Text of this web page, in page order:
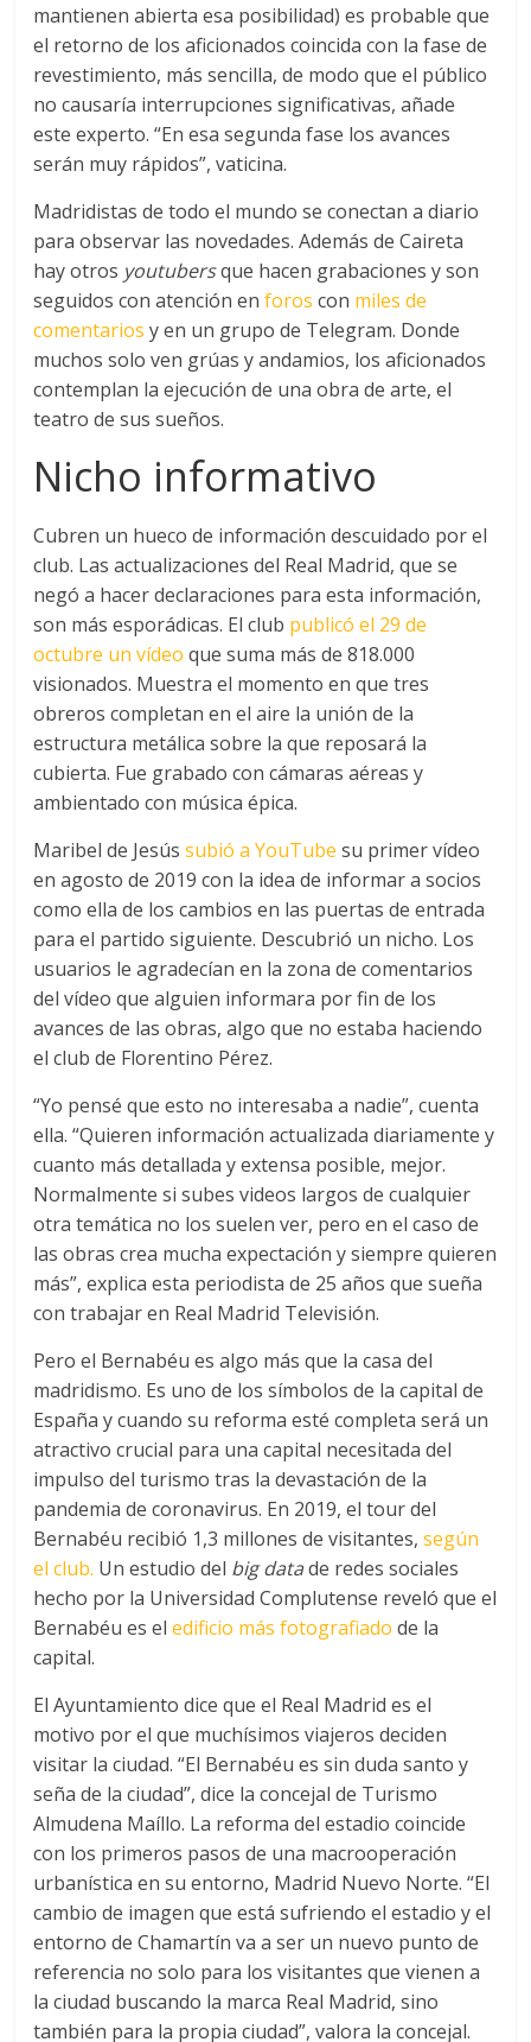
mantienen abierta esa posibilidad) es probable que
el retorno de los aficionados coincida con la fase de
revestimiento, más sencilla, de modo que el público
no causaría interrupciones significativas, añade
este experto. “En esa segunda fase los avances
serán muy rápidos”, vaticina.
Madridistas de todo el mundo se conectan a diario
para observar las novedades. Además de Caireta
hay otros youtubersque hacen grabaciones y son
seguidos con atención enforoscon miles de
comentarios y en un grupo de Telegram. Donde
muchos solo ven grúas y andamios, los aficionados
contemplan la ejecución de una obra de arte, el
teatro de sus sueños.
Nicho informativo
Cubren un hueco de información descuidado por el
club. Las actualizaciones del Real Madrid, que se
negó a hacer declaraciones para esta información,
son más esporádicas. El club publicó el 29 de
octubre un vídeo que suma más de 818.000
visionados. Muestra el momento en que tres
obreros completan en el aire la unión de la
estructura metálica sobre la que reposará la
cubierta. Fue grabado con cámaras aéreas y
ambientado con música épica.
Maribel de Jesússubió a YouTubesu primer vídeo
en agosto de 2019 con la idea de informar a socios
como ella de los cambios en las puertas de entrada
para el partido siguiente. Descubrió un nicho. Los
usuarios le agradecían en la zona de comentarios
del vídeo que alguien informara por fin de los
avances de las obras, algo que no estaba haciendo
el club de Florentino Pérez.
“Yo pensé que esto no interesaba a nadie”, cuenta
ella. “Quieren información actualizada diariamente y
cuanto más detallada y extensa posible, mejor.
Normalmente si subes videos largos de cualquier
otra temática no los suelen ver, pero en el caso de
las obras crea mucha expectación y siempre quieren
más”, explica esta periodista de 25 años que sueña
con trabajar en Real Madrid Televisión.
Pero el Bernabéu es algo más que la casa del
madridismo. Es uno de los símbolos de la capital de
España y cuando su reforma esté completa será un
atractivo crucial para una capital necesitada del
impulso del turismo tras la devastación de la
pandemia de coronavirus. En 2019, el tour del
Bernabéu recibió 1,3 millones de visitantes,según
el club. Un estudio del big datade redes sociales
hecho por la Universidad Complutense reveló que el
Bernabéu es eledificio más fotografiado de la
capital.
El Ayuntamiento dice que el Real Madrid es el
motivo por el que muchísimos viajeros deciden
visitar la ciudad. “El Bernabéu es sin duda santo y
seña de la ciudad”, dice la concejal de Turismo
Almudena Maíllo. La reforma del estadio coincide
con los primeros pasos de una macrooperación
urbanística en su entorno, Madrid Nuevo Norte. “El
cambio de imagen que está sufriendo el estadio y el
entorno de Chamartín va a ser un nuevo punto de
referencia no solo para los visitantes que vienen a
la ciudad buscando la marca Real Madrid, sino
también para la propia ciudad”, valora la concejal.